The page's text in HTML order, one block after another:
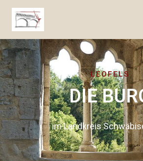
LEOFELS
DIE
im Landkreis